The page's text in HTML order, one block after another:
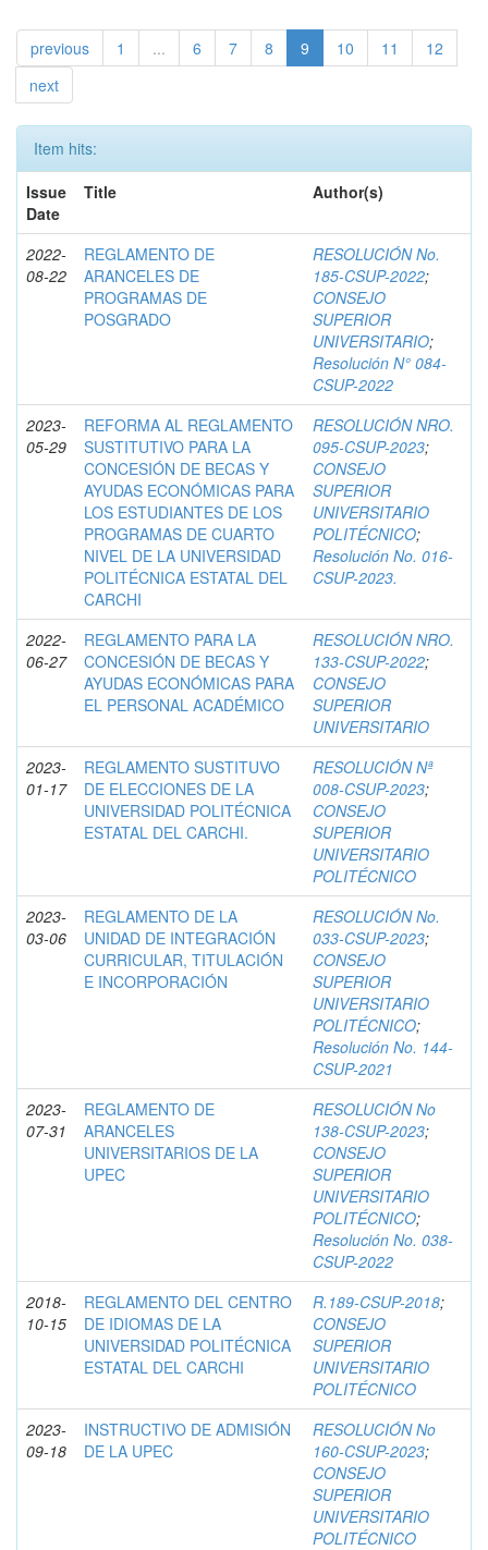
previous 1 ... 6 7 8 9 10 11
12
next
Item hits:
Issue
Date
Title Author(s)
2022-
08-22
REGLAMENTO DE
ARANCELES DE
PROGRAMAS DE
POSGRADO
RESOLUCIÓN No.
185-CSUP-2022;
CONSEJO
SUPERIOR
UNIVERSITARIO;
Resolución N° 084-
CSUP-2022
2023-
05-29
REFORMA AL REGLAMENTO
SUSTITUTIVO PARA LA
CONCESIÓN DE BECAS Y
AYUDAS ECONÓMICAS PARA
LOS ESTUDIANTES DE LOS
PROGRAMAS DE CUARTO
NIVEL DE LA UNIVERSIDAD
POLITÉCNICA ESTATAL DEL
CARCHI
RESOLUCIÓN NRO.
095-CSUP-2023;
CONSEJO
SUPERIOR
UNIVERSITARIO
POLITÉCNICO;
Resolución No. 016-
CSUP-2023.
2022-
06-27
REGLAMENTO PARA LA
CONCESIÓN DE BECAS Y
AYUDAS ECONÓMICAS PARA
EL PERSONAL ACADÉMICO
RESOLUCIÓN NRO.
133-CSUP-2022;
CONSEJO
SUPERIOR
UNIVERSITARIO
2023-
01-17
REGLAMENTO SUSTITUVO
DE ELECCIONES DE LA
UNIVERSIDAD POLITÉCNICA
ESTATAL DEL CARCHI.
RESOLUCIÓN Nª
008-CSUP-2023;
CONSEJO
SUPERIOR
UNIVERSITARIO
POLITÉCNICO
2023-
03-06
REGLAMENTO DE LA
UNIDAD DE INTEGRACIÓN
CURRICULAR, TITULACIÓN
E INCORPORACIÓN
RESOLUCIÓN No.
033-CSUP-2023;
CONSEJO
SUPERIOR
UNIVERSITARIO
POLITÉCNICO;
Resolución No. 144-
CSUP-2021
2023-
07-31
REGLAMENTO DE
ARANCELES
UNIVERSITARIOS DE LA
UPEC
RESOLUCIÓN No
138-CSUP-2023;
CONSEJO
SUPERIOR
UNIVERSITARIO
POLITÉCNICO;
Resolución No. 038-
CSUP-2022
2018-
10-15
REGLAMENTO DEL CENTRO
DE IDIOMAS DE LA
UNIVERSIDAD POLITÉCNICA
ESTATAL DEL CARCHI
R.189-CSUP-2018;
CONSEJO
SUPERIOR
UNIVERSITARIO
POLITÉCNICO
2023-
09-18
INSTRUCTIVO DE ADMISIÓN
DE LA UPEC
RESOLUCIÓN No
160-CSUP-2023;
CONSEJO
SUPERIOR
UNIVERSITARIO
POLITÉCNICO